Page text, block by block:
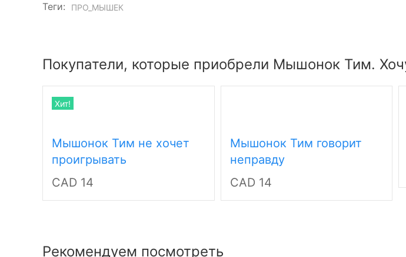
Теги: ПРО_МЫШЕК
Покупатели, которые приобрели Мышонок Тим.
Мышонок Тим не хочет
проигрывать
CAD 14
Хит!
Мышонок Тим говорит
неправду
CAD 14
Рекомендуем посмотреть